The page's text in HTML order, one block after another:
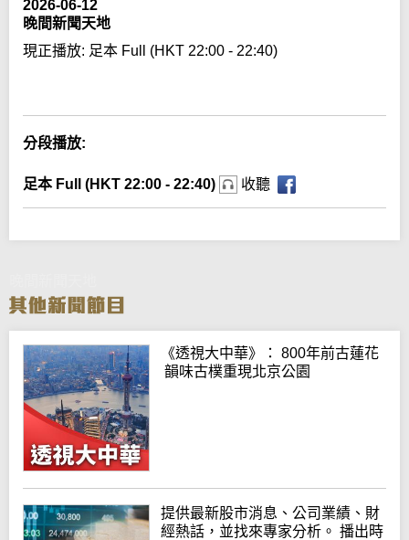
2026-06-12
晚間新聞天地
現正播放: 足本 Full (HKT 22:00 - 22:40)
分段播放:
足本 Full (HKT 22:00 - 22:40) 收聽
《透視大中華》： 800年前古蓮花
韻味古樸重現北京公園
提供最新股市消息、公司業績、財
經熱話，並找來專家分析。 播出時